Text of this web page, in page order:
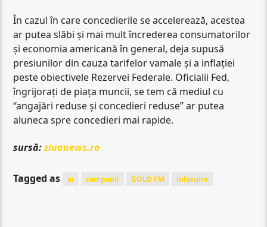
În cazul în care concedierile se accelerează, acestea
ar putea slăbi şi mai mult încrederea consumatorilor
şi economia americană în general, deja supusă
presiunilor din cauza tarifelor vamale şi a inflaţiei
peste obiectivele Rezervei Federale. Oficialii Fed,
îngrijoraţi de piaţa muncii, se tem că mediul cu
“angajări reduse şi concedieri reduse” ar putea
aluneca spre concedieri mai rapide.
sursă:ziuanews.ro
Tagged as ai companii GOLD FM inlocuire